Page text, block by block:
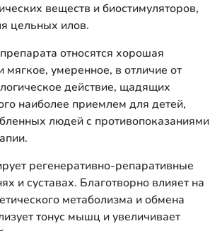
веществ и биостимуляторов,
цельных илов.
относятся хорошая
мягкое, умеренное, в отличие от
действие, щадящих
наиболее приемлем для детей,
людей с противопоказаниями
регенеративно-репаративные
и суставах. Благотворно влияет на
метаболизма и обмена
тонус мышц и увеличивает